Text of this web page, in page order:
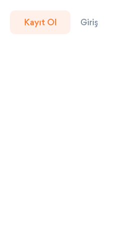
Giriş
Kayıt Ol